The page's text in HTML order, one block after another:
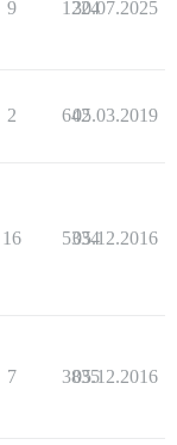
9 1224
30.07.2025
2 642
05.03.2019
16 5334
05.12.2016
7 3835
05.12.2016